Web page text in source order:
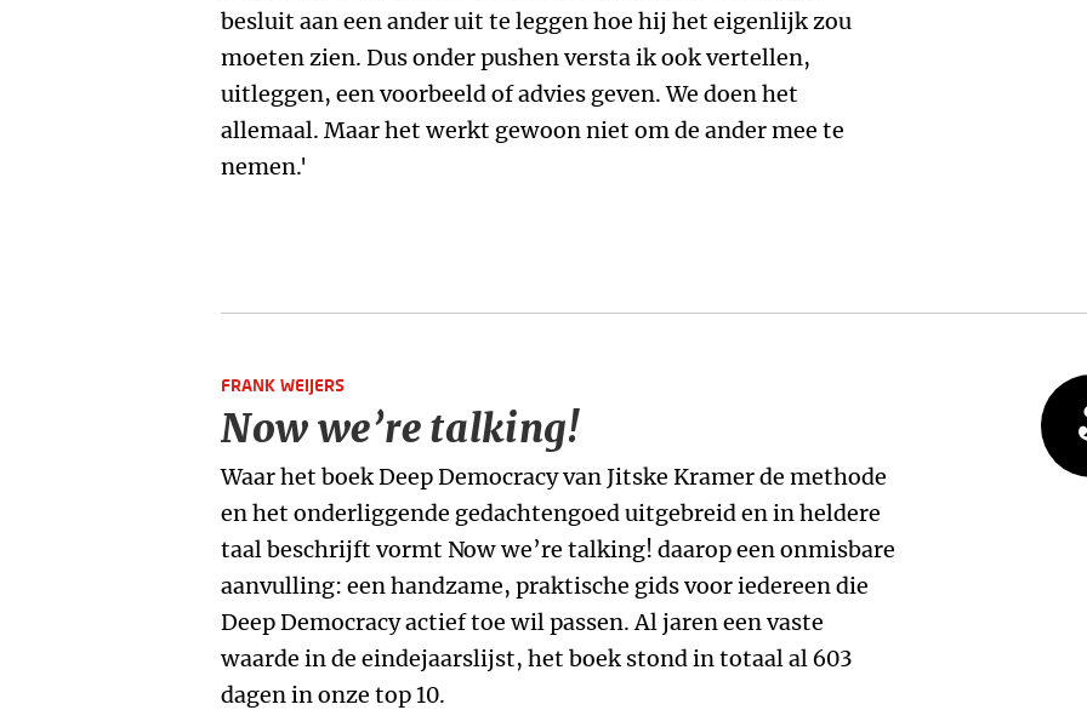
besluit aan een ander uit te leggen hoe hij het eigenlijk zou
moeten zien. Dus onder pushen versta ik ook vertellen,
uitleggen, een voorbeeld of advies geven. We doen het
allemaal. Maar het werkt gewoon niet om de ander mee te
nemen.'
FRANK WEIJERS
Now we’re talking!
Waar het boek Deep Democracy van Jitske Kramer de methode
en het onderliggende gedachtengoed uitgebreid en in heldere
taal beschrijft vormt Now we’re talking! daarop een onmisbare
aanvulling: een handzame, praktische gids voor iedereen die
Deep Democracy actief toe wil passen. Al jaren een vaste
waarde in de eindejaarslijst, het boek stond in totaal al 603
dagen in onze top 10.